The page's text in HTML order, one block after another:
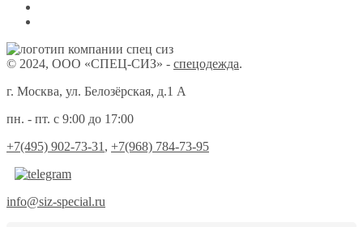
© 2024, ООО «СПЕЦ-СИЗ» - спецодежда.
г. Москва, ул. Белозёрская, д.1 А
пн. - пт. с 9:00 до 17:00
+7(495) 902-73-31 , +7(968) 784-73-95
info@siz-special.ru